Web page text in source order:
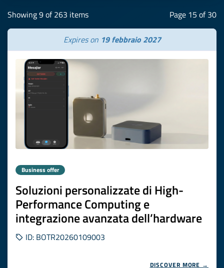
Showing 9 of 263 items Page 15 of 30
Expires on 19 febbraio 2027
Business offer
Soluzioni personalizzate di High-
Performance Computing e
integrazione avanzata dell’hardware
ID: BOTR20260109003
DISCOVER MORE →